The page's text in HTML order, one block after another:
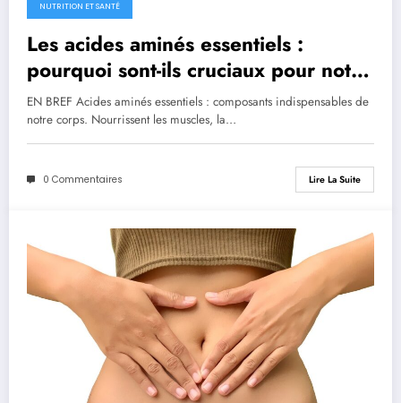
NUTRITION ET SANTÉ
Les acides aminés essentiels :
pourquoi sont-ils cruciaux pour notre
santé ?
EN BREF Acides aminés essentiels : composants indispensables de
notre corps. Nourrissent les muscles, la…
0 Commentaires Lire La Suite